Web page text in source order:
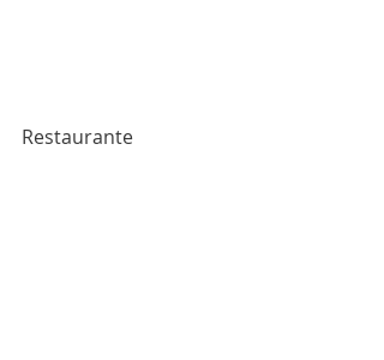
Restaurante